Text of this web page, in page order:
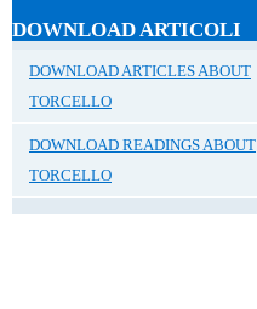
DOWNLOAD ARTICOLI
DOWNLOAD ARTICLES ABOUT
TORCELLO
DOWNLOAD READINGS ABOUT
TORCELLO